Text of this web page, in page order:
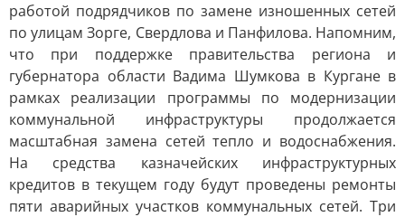
работой подрядчиков по замене изношенных сетей
по улицам Зорге, Свердлова и Панфилова. Напомним,
что при поддержке правительства региона и
губернатора области Вадима Шумкова в Кургане в
рамках реализации программы по модернизации
коммунальной инфраструктуры продолжается
масштабная замена сетей тепло и водоснабжения.
На средства казначейских инфраструктурных
кредитов в текущем году будут проведены ремонты
пяти аварийных участков коммунальных сетей. Три